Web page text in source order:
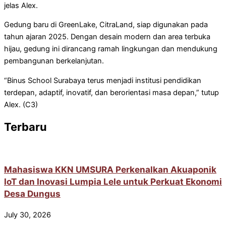
jelas Alex.
Gedung baru di GreenLake, CitraLand, siap digunakan pada
tahun ajaran 2025. Dengan desain modern dan area terbuka
hijau, gedung ini dirancang ramah lingkungan dan mendukung
pembangunan berkelanjutan.
“Binus School Surabaya terus menjadi institusi pendidikan
terdepan, adaptif, inovatif, dan berorientasi masa depan,” tutup
Alex. (C3)
Terbaru
Mahasiswa KKN UMSURA Perkenalkan Akuaponik
IoT dan Inovasi Lumpia Lele untuk Perkuat Ekonomi
Desa Dungus
July 30, 2026